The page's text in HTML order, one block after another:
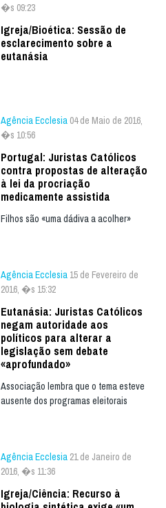
�s 09:23
Igreja/Bioética: Sessão de
esclarecimento sobre a
eutanásia
Agência Ecclesia 04 de Maio de 2016,
�s 10:56
Portugal: Juristas Católicos
contra propostas de alteração
à lei da procriação
medicamente assistida
Filhos são «uma dádiva a acolher»
Agência Ecclesia 15 de Fevereiro de
2016, �s 15:32
Eutanásia: Juristas Católicos
negam autoridade aos
políticos para alterar a
legislação sem debate
«aprofundado»
Associação lembra que o tema esteve
ausente dos programas eleitorais
Agência Ecclesia 21 de Janeiro de
2016, �s 11:36
Igreja/Ciência: Recurso à